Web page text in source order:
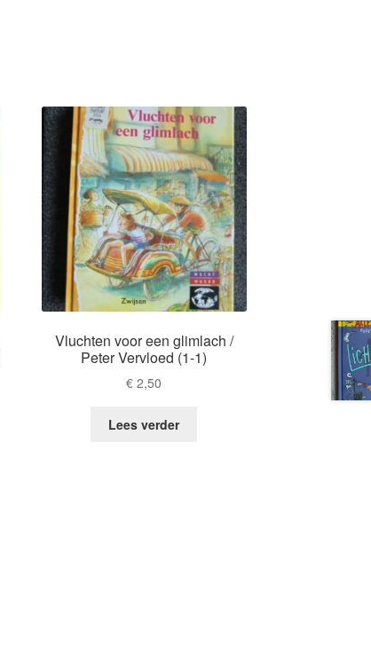
Vluchten voor een glimlach /
Peter Vervloed (1-1)
€ 2,50
Lees verder